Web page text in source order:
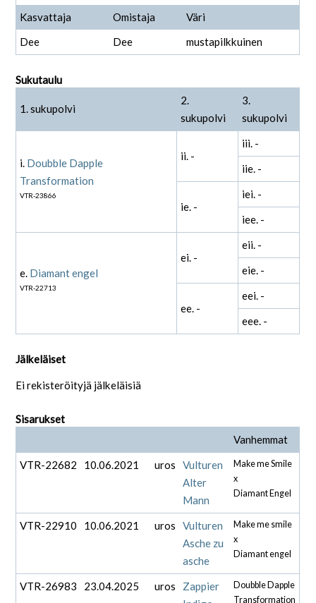
Kasvattaja
Omistaja
Väri
Dee
Dee mustapilkkuinen
Sukutaulu
1. sukupolvi
2.
sukupolvi
3.
sukupolvi
i. Doubble Dapple
Transformation
VTR-23866
ii. -
iii. -
iie. -
ie. -
iei. -
iee. -
e. Diamant engel
VTR-22713
ei. -
eii. -
eie. -
ee. -
eei. -
eee. -
Jälkeläiset
Ei rekisteröityjä jälkeläisiä
Sisarukset
Vanhemmat
VTR-22682
10.06.2021 uros
Vulturen
Alter
Mann
Make me Smile
x
Diamant Engel
VTR-22910 10.06.2021 uros
Vulturen
Asche zu
asche
Make me smile
x
Diamant engel
VTR-26983 23.04.2025 uros
Zappier
Doubble Dapple
Transformation